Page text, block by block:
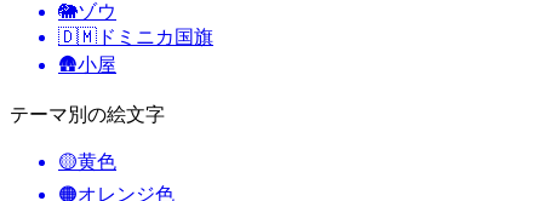
🐘ゾウ
🇩🇲 ドミニカ国旗
🛖小屋
テーマ別の絵文字
🟡黄色
🟠オレンジ色